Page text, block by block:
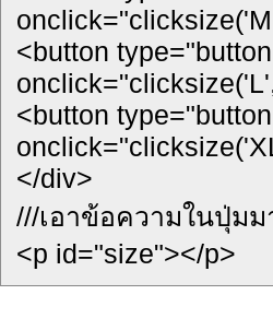
<button
<button
</div>
///เอาข้อความในปุ่มม
<p id="size"></p>